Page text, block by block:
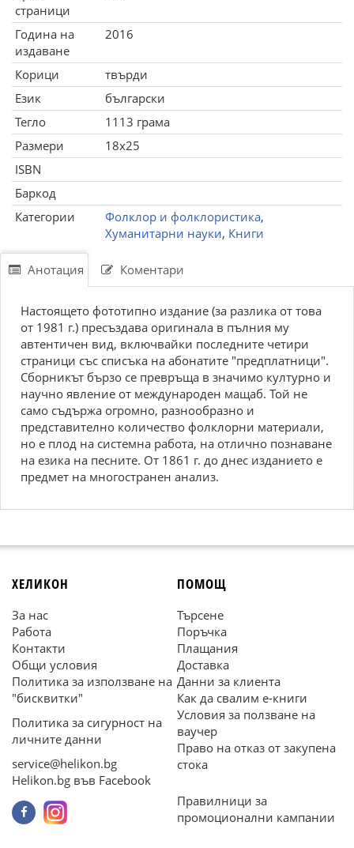
страници
Година на
издаване
2016
Корици
твърди
Език
български
Тегло
1113 грама
Размери
18x25
ISBN
Баркод
Категории
Фолклор и фолклористика,
Хуманитарни науки, Книги
Анотация Коментари
Настоящето фототипно издание (за разлика от това
от 1981 г.) пресъздава оригинала в пълния му
автентичен вид, включвайки последните четири
страници със списъка на абонатите "предплатници".
Сборникът бързо се превръща в значимо културно и
научно явление от международен мащаб. Той не
само съдържа огромно, разнообразно и
представително количество фолклорни материали,
но е плод на системна работа, на отлично познаване
на езика на песните. От 1861 г. до днес изданието е
предмет на многостранен анализ.
ХЕЛИКОН
За нас
Работа
Контакти
Общи условия
Политика за използване на
"бисквитки"
Политика за сигурност на
личните данни
service@helikon.bg
Helikon.bg във Facebook
ПОМОЩ
Търсене
Поръчка
Плащания
Доставка
Данни за клиента
Как да свалим е-книги
Условия за ползване на
ваучер
Право на отказ от закупена
стока
Правилници за
промоционални кампании